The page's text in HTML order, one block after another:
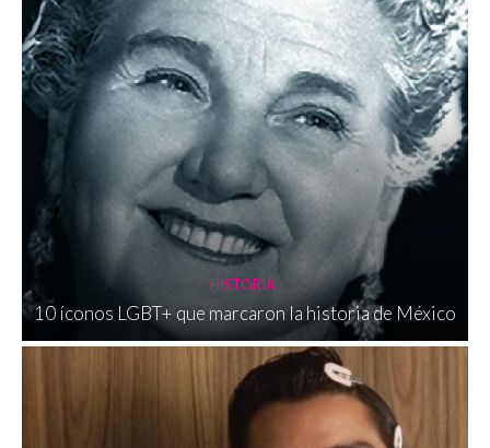
HISTORIA
10 íconos LGBT+ que marcaron la historia de México